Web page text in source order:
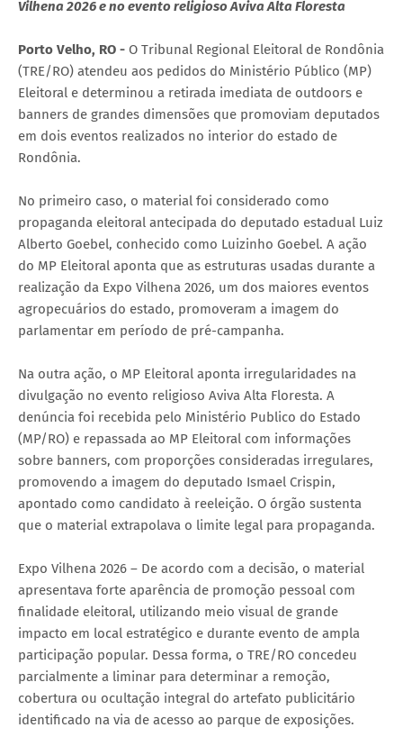
Vilhena 2026 e no evento religioso Aviva Alta Floresta
Porto Velho, RO - O Tribunal Regional Eleitoral de Rondônia
(TRE/RO) atendeu aos pedidos do Ministério Público (MP)
Eleitoral e determinou a retirada imediata de outdoors e
banners de grandes dimensões que promoviam deputados
em dois eventos realizados no interior do estado de
Rondônia.
No primeiro caso, o material foi considerado como
propaganda eleitoral antecipada do deputado estadual Luiz
Alberto Goebel, conhecido como Luizinho Goebel. A ação
do MP Eleitoral aponta que as estruturas usadas durante a
realização da Expo Vilhena 2026, um dos maiores eventos
agropecuários do estado, promoveram a imagem do
parlamentar em período de pré-campanha.
Na outra ação, o MP Eleitoral aponta irregularidades na
divulgação no evento religioso Aviva Alta Floresta. A
denúncia foi recebida pelo Ministério Publico do Estado
(MP/RO) e repassada ao MP Eleitoral com informações
sobre banners, com proporções consideradas irregulares,
promovendo a imagem do deputado Ismael Crispin,
apontado como candidato à reeleição. O órgão sustenta
que o material extrapolava o limite legal para propaganda.
Expo Vilhena 2026 – De acordo com a decisão, o material
apresentava forte aparência de promoção pessoal com
finalidade eleitoral, utilizando meio visual de grande
impacto em local estratégico e durante evento de ampla
participação popular. Dessa forma, o TRE/RO concedeu
parcialmente a liminar para determinar a remoção,
cobertura ou ocultação integral do artefato publicitário
identificado na via de acesso ao parque de exposições.